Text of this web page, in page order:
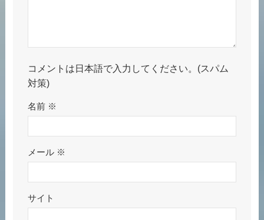
コメントは日本語で入力してください。(スパム
対策)
名前 ※
メール ※
サイト